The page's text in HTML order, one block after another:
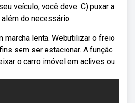
veículo, você deve: C) puxar a
do necessário.
marcha lenta. Webutilizar o freio
sem ser estacionar. A função
o carro imóvel em aclives ou